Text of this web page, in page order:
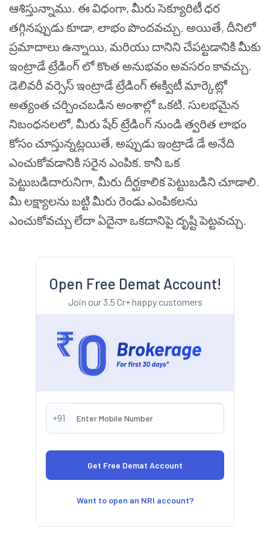
ఆశిస్తున్నాము. ఈ విధంగా, మీరు సెక్యూరిటీ ధర
తగ్గినప్పుడు కూడా, లాభం పొందవచ్చు. అయితే, దీనిలో
ప్రమాదాలు ఉన్నాయి, మరియు దానిని చేపట్టడానికి మీకు
ఇంట్రాడే ట్రేడింగ్ లో కొంత అనుభవం అవసరం కావచ్చు.
డెలివరీ వర్సెస్ ఇంట్రాడే ట్రేడింగ్ ఈక్విటీ మార్కెట్లో
అత్యంత చర్చించబడిన అంశాల్లో ఒకటి. సులభమైన
నిబంధనలలో, మీరు షేర్ ట్రేడింగ్ నుండి త్వరిత లాభం
కోసం చూస్తున్నట్లయితే, అప్పుడు ఇంట్రాడే డే అనేది
ఎంచుకోవడానికి సరైన ఎంపిక. కానీ ఒక
పెట్టుబడిదారునిగా, మీరు దీర్ఘకాలిక పెట్టుబడిని చూడాలి.
మీ లక్ష్యాలను బట్టి మీరు రెండు ఎంపికలను
ఎంచుకోవచ్చు లేదా ఏదైనా ఒకదానిపై దృష్టి పెట్టవచ్చు.
Open Free Demat Account!
Join our 3.5 Cr+ happy customers
+91
Want to open an NRI account?